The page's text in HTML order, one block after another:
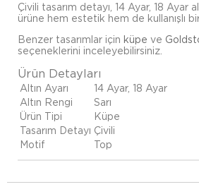
Çivili tasarım detayı, 14 Ayar, 18 Ayar
ürüne hem estetik hem de kullanışlı
Benzer tasarımlar için küpe ve
seçeneklerini inceleyebilirsiniz.
Ürün Detayları
Altın Ayarı
14 Ayar, 18 Ayar
Altın Rengi
Sarı
Ürün Tipi
Küpe
Tasarım Detayı Çivili
Motif
Top